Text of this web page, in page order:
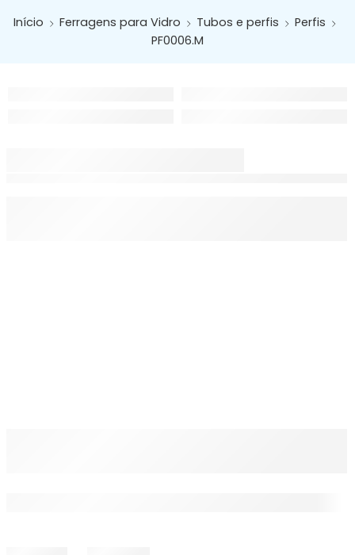
Início Ferragens para Vidro Tubos e perfis
Perfis
PF0006.M